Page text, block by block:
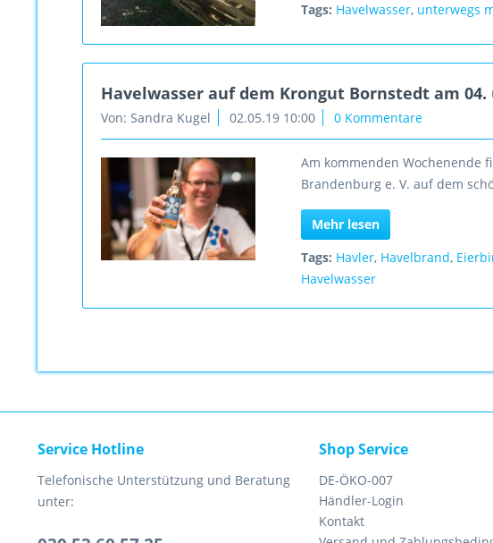
Tags: Havelwasser, unterwegs
Havelwasser auf dem Krongut Bornstedt am 04.
Von: Sandra Kugel 02.05.19 10:00 0 Kommentare
Am kommenden Wochenende
Brandenburg e. V. auf dem
Mehr lesen
Tags: Havler, Havelbrand,
Havelwasser
Service Hotline
Telefonische Unterstützung und Beratung
unter:
Shop Service
DE-ÖKO-007
Händler-Login
Kontakt